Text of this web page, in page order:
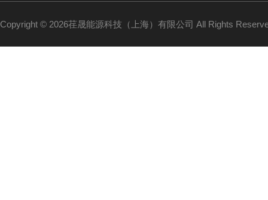
Copyright © 2026荏晟能源科技（上海）有限公司 All Rights